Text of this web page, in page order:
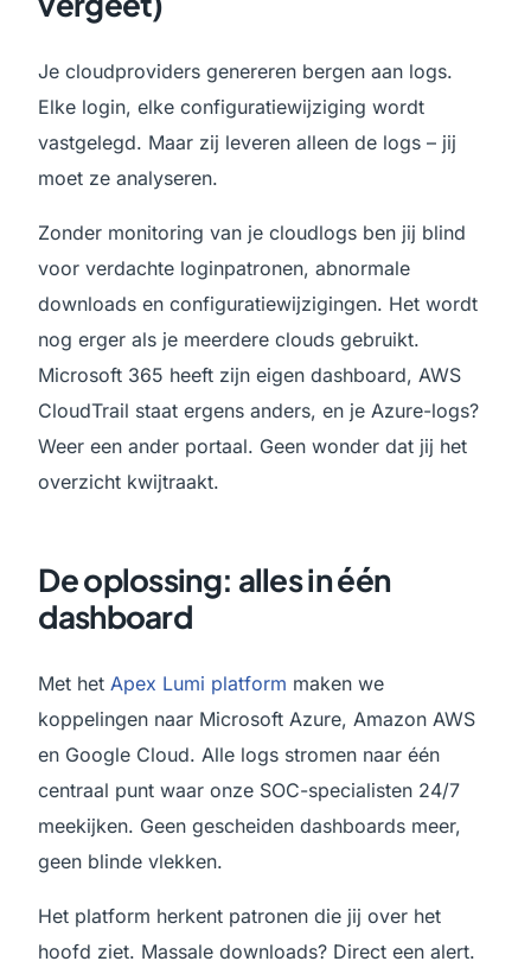
Je cloudproviders genereren bergen aan logs.
Elke login, elke configuratiewijziging wordt
vastgelegd. Maar zij leveren alleen de logs – jij
moet ze analyseren.
Zonder monitoring van je cloudlogs ben jij blind
voor verdachte loginpatronen, abnormale
downloads en configuratiewijzigingen. Het wordt
nog erger als je meerdere clouds gebruikt.
Microsoft 365 heeft zijn eigen dashboard, AWS
CloudTrail staat ergens anders, en je Azure-logs?
Weer een ander portaal. Geen wonder dat jij het
overzicht kwijtraakt.
De oplossing: alles in één
dashboard
Met hetApex Lumi platform maken we
koppelingen naar Microsoft Azure, Amazon AWS
en Google Cloud. Alle logs stromen naar één
centraal punt waar onze SOC-specialisten 24/7
meekijken. Geen gescheiden dashboards meer,
geen blinde vlekken.
Het platform herkent patronen die jij over het
hoofd ziet. Massale downloads? Direct een alert.